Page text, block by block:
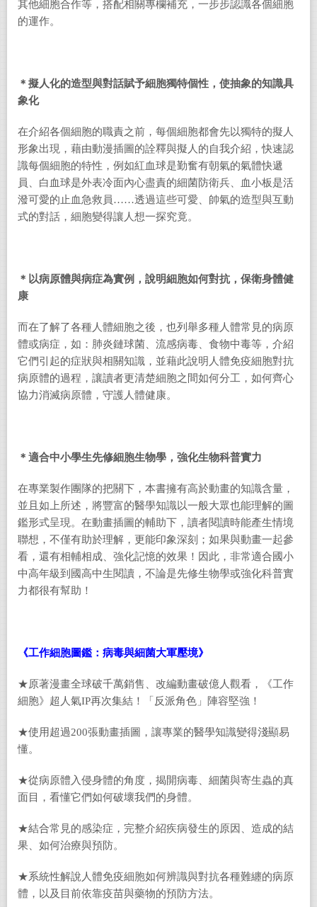
其他細胞合作等，搭配相關專欄補充，一步步認識各個細胞
的運作。
＊擬人化的造型與對話賦予細胞獨特個性，使抽象的知識具
象化
在介紹各個細胞的職責之前，每個細胞都會先以獨特的擬人
形象出現，藉由動漫插圖的詮釋與擬人的自我介紹，快速認
識每個細胞的特性，例如紅血球是勤奮有朝氣的氣體快遞
員、白血球是外表冷面內心盡責的細菌防衛兵、血小板是活
潑可愛的止血急救員……透過這些可愛、帥氣的造型與互動
式的對話，細胞變得讓人想一探究竟。
＊以病原體與病症為實例，說明細胞如何對抗，保衛身體健
康
而在了解了各種人體細胞之後，也列舉多種人體常見的病原
體或病症，如：肺炎鏈球菌、流感病毒、食物中毒等，介紹
它們引起的症狀與相關知識，並藉此說明人體免疫細胞對抗
病原體的過程，讓讀者更清楚細胞之間如何分工，如何齊心
協力消滅病原體，守護人體健康。
＊適合中小學生先修細胞生物學，強化生物科普實力
在專業製作團隊的把關下，本書擁有高於動畫的知識含量，
並且如上所述，將豐富的醫學知識以一般大眾也能理解的圖
鑑形式呈現。在動畫插圖的輔助下，讀者閱讀時能產生情境
聯想，不僅有助於理解，更能印象深刻；如果與動畫一起參
看，還有相輔相成、強化記憶的效果！因此，非常適合國小
中高年級到國高中生閱讀，不論是先修生物學或強化科普實
力都很有幫助！
《工作細胞圖鑑：病毒與細菌大軍壓境》
★原著漫畫全球破千萬銷售、改編動畫破億人觀看，《工作
細胞》超人氣IP再次集結！「反派角色」陣容堅強！
★使用超過200張動畫插圖，讓專業的醫學知識變得淺顯易
懂。
★從病原體入侵身體的角度，揭開病毒、細菌與寄生蟲的真
面目，看懂它們如何破壞我們的身體。
★結合常見的感染症，完整介紹疾病發生的原因、造成的結
果、如何治療與預防。
★系統性解說人體免疫細胞如何辨識與對抗各種難纏的病原
體，以及目前依靠疫苗與藥物的預防方法。